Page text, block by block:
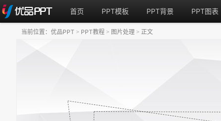
首页 PPT模板 PPT背景 PPT图表
当前位置： 优品PPT > PPT教程 > 图片处理 > 正文